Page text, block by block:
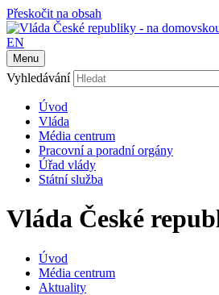
Přeskočit na obsah
EN
Menu
Vyhledávání
Úvod
Vláda
Média centrum
Pracovní a poradní orgány
Úřad vlády
Státní služba
Vláda České
Úvod
Média centrum
Aktuality